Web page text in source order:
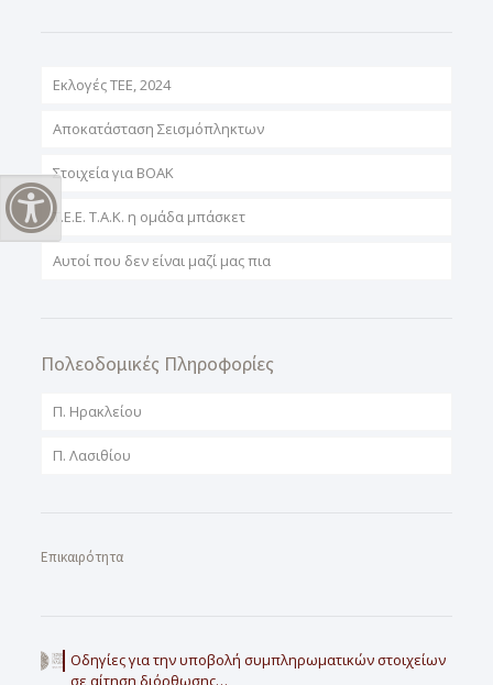
Εναλλαγή Υψηλής Αντίθεσης
Εκλογές ΤΕΕ, 2024
Αποκατάσταση Σεισμόπληκτων
Στοιχεία για ΒΟΑΚ
T.E.E. T.A.K. η ομάδα μπάσκετ
Αυτοί που δεν είναι μαζί μας πια
Πολεοδομικές Πληροφορίες
Π. Ηρακλείου
Π. Λασιθίου
Επικαιρότητα
Οδηγίες για την υποβολή συμπληρωματικών στοιχείων